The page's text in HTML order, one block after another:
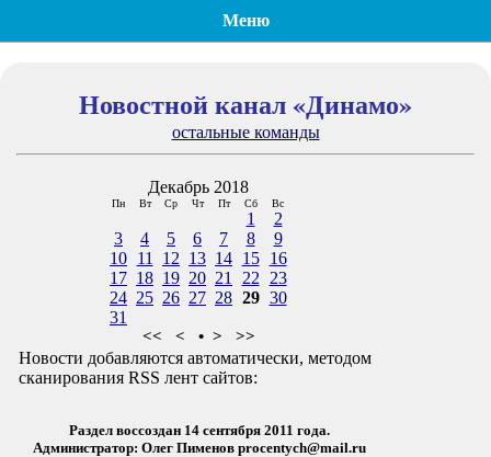
Меню
Новостной канал «Динамо»
остальные команды
Декабрь 2018
Пн Вт Ср Чт Пт Сб Вс
1
2
3
4 5 6 7 8
9
10 11 12 13 14 15
16
17 18 19 20 21 22
23
24 25 26 27 28 29 30
31
<< < • > >>
Новости добавляются автоматически, методом
сканирования RSS лент сайтов:
Раздел воссоздан 14 сентября 2011 года.
Администратор: Олег Пименов procentych@mail.ru